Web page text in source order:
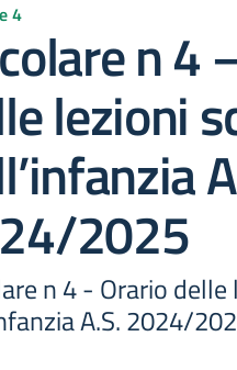
4
n 4
lezioni
2025
n 4 - Orario
A.S. 2024/